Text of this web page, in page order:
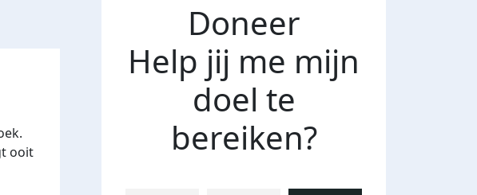
ooit
Doneer
Help jij me mijn
doel te
bereiken?